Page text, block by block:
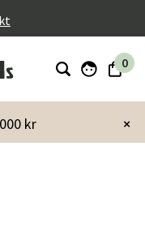
0
×
kr
Tavlor & posters